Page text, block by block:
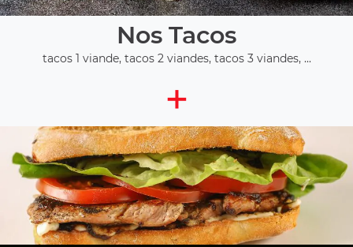
Nos Tacos
tacos 1 viande, tacos 2 viandes, tacos 3 viandes, ...
+